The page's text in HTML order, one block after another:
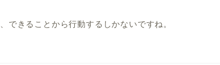
できることから行動するしかないですね。